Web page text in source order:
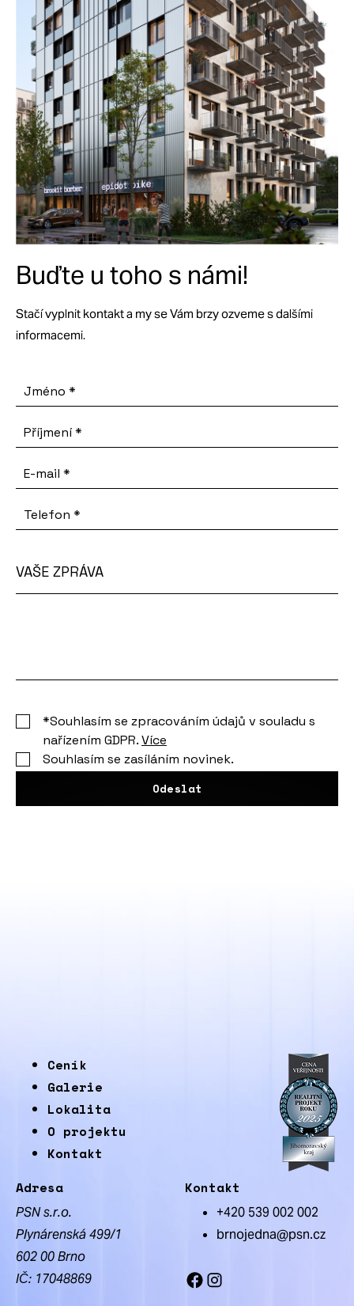
Buďte u toho s námi!
Stačí vyplnit kontakt a my se Vám brzy ozveme s dalšími
informacemi.
Jméno *
Příjmení*
E-mail *
Telefon *
VAŠE ZPRÁVA
*Souhlasím se zpracováním údajů v souladu s
nařízením GDPR.Více
Souhlasím se zasíláním novinek.
Odeslat
Ceník
Galerie
Lokalita
O projektu
Kontakt
Adresa
PSN s.r.o.
Plynárenská 499/1
602 00 Brno
IČ: 17048869
Kontakt
+420 539 002 002
brnojedna@psn.cz
Facebook
Instagram